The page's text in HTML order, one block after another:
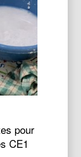
pour
CE1